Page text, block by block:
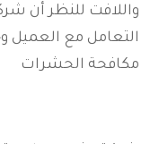
واللافت للنظر أن
التعامل مع العميل
مكافحة الحشرات